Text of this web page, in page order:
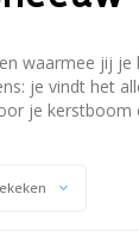
waarmee jij
je vindt het
je kerstboom